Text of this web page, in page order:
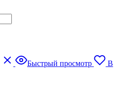
Этот
товар
Быстрый просмотр
В